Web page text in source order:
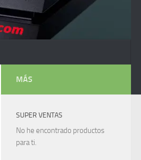
MÁS
SUPER VENTAS
No he encontrado productos
para ti.